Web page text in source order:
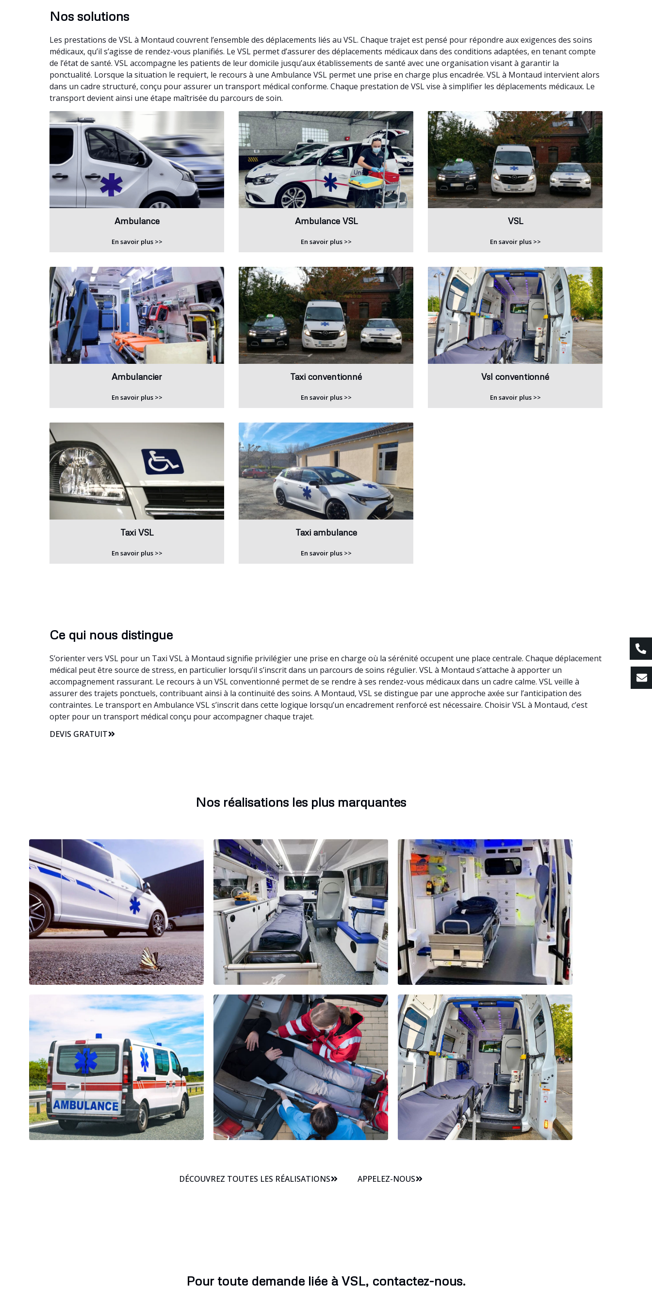
Nos solutions
Les prestations de VSL à Montaud couvrent l’ensemble des déplacements liés au VSL. Chaque trajet est pensé pour répondre aux exigences des soins
médicaux, qu’il s’agisse de rendez-vous planifiés. Le VSL permet d’assurer des déplacements médicaux dans des conditions adaptées, en tenant compte
de l’état de santé. VSL accompagne les patients de leur domicile jusqu’aux établissements de santé avec une organisation visant à garantir la
ponctualité. Lorsque la situation le requiert, le recours à une Ambulance VSL permet une prise en charge plus encadrée. VSL à Montaud intervient alors
dans un cadre structuré, conçu pour assurer un transport médical conforme. Chaque prestation de VSL vise à simplifier les déplacements médicaux. Le
transport devient ainsi une étape maîtrisée du parcours de soin.
Ambulance
En savoir plus >>
Ambulance VSL
En savoir plus >>
VSL
En savoir plus >>
Ambulancier
En savoir plus >>
Taxi conventionné
En savoir plus >>
Vsl conventionné
En savoir plus >>
Taxi VSL
En savoir plus >>
Taxi ambulance
En savoir plus >>
Ce qui nous distingue
S’orienter vers VSL pour un Taxi VSL à Montaud signifie privilégier une prise en charge où la sérénité occupent une place centrale. Chaque déplacement
médical peut être source de stress, en particulier lorsqu’il s’inscrit dans un parcours de soins régulier. VSL à Montaud s’attache à apporter un
accompagnement rassurant. Le recours à un VSL conventionné permet de se rendre à ses rendez-vous médicaux dans un cadre calme. VSL veille à
assurer des trajets ponctuels, contribuant ainsi à la continuité des soins. A Montaud, VSL se distingue par une approche axée sur l’anticipation des
contraintes. Le transport en Ambulance VSL s’inscrit dans cette logique lorsqu’un encadrement renforcé est nécessaire. Choisir VSL à Montaud, c’est
opter pour un transport médical conçu pour accompagner chaque trajet.
DEVIS GRATUIT
Nos réalisations les plus marquantes
DÉCOUVREZ TOUTES LES RÉALISATIONS APPELEZ-NOUS
Pour toute demande liée à VSL, contactez-nous.